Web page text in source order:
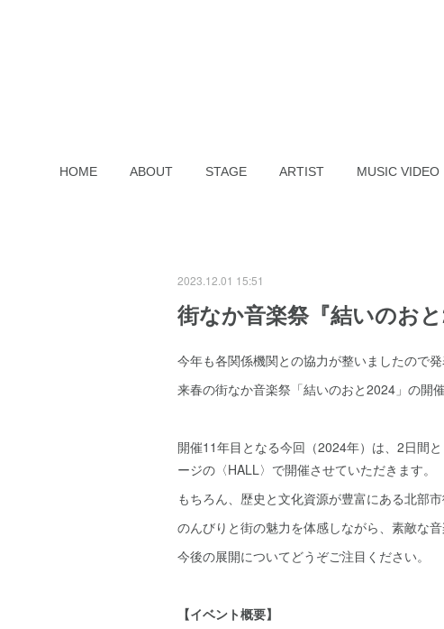
HOME ABOUT STAGE ARTIST MUSIC VIDEO
2023.12.01 15:51
街なか音楽祭『結いのお
今年も各関係機関との協力が整いましたので
来春の街なか音楽祭「結いのおと2024」の開
開催11年目となる今回（2024年）は、2日間
ージの〈HALL〉で開催させていただきます。
もちろん、歴史と文化資源が豊富にある北部
のんびりと街の魅力を体感しながら、素敵な
今後の展開についてどうぞご注目ください。
【イベント概要】